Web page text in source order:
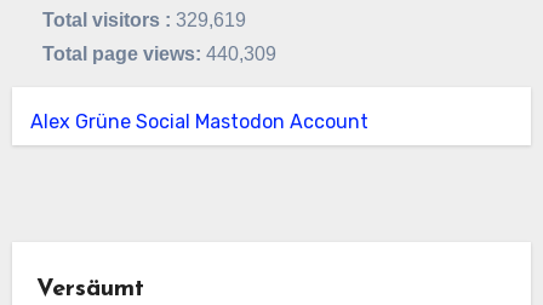
Total visitors :329,619
Total page views:440,309
Alex Grüne Social Mastodon Account
Versäumt